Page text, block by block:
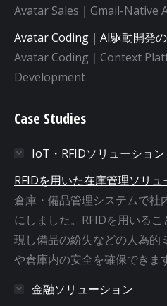
Avatar Sales｜Gmail-Native
Avatar Coding｜AI駆動開発
Avatar Coding｜Context
Development
Case Studies
IoT・RFIDソリューション
RFIDを用いた在庫管理ソリュ
倉庫・備品管理システムで社
にしました。RFIDを用いる
現し備品の紛失などの人為的
や倉庫内の安全を確保できま
金融ソリューション